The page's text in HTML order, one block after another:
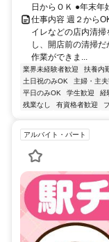
日からＯＫ ●年末年
仕事内容 週２から
イレなどの店内清
し、開店前の清掃
作業ができま...
業界未経験者歓迎 扶養内
土日祝のみOK
主婦・主
平日のみOK
学生歓迎 経
残業なし
有資格者歓迎
アルバイト・パート